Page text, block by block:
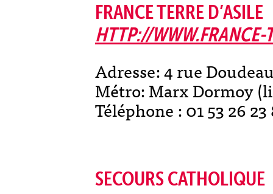
FRANCE TERRE D’ASILE
HTTP://WWW.FRANCE-
Adresse: 4 rue
Métro: Marx Dormoy
Téléphone : 01 53 26
SECOURS CATHOLIQUE